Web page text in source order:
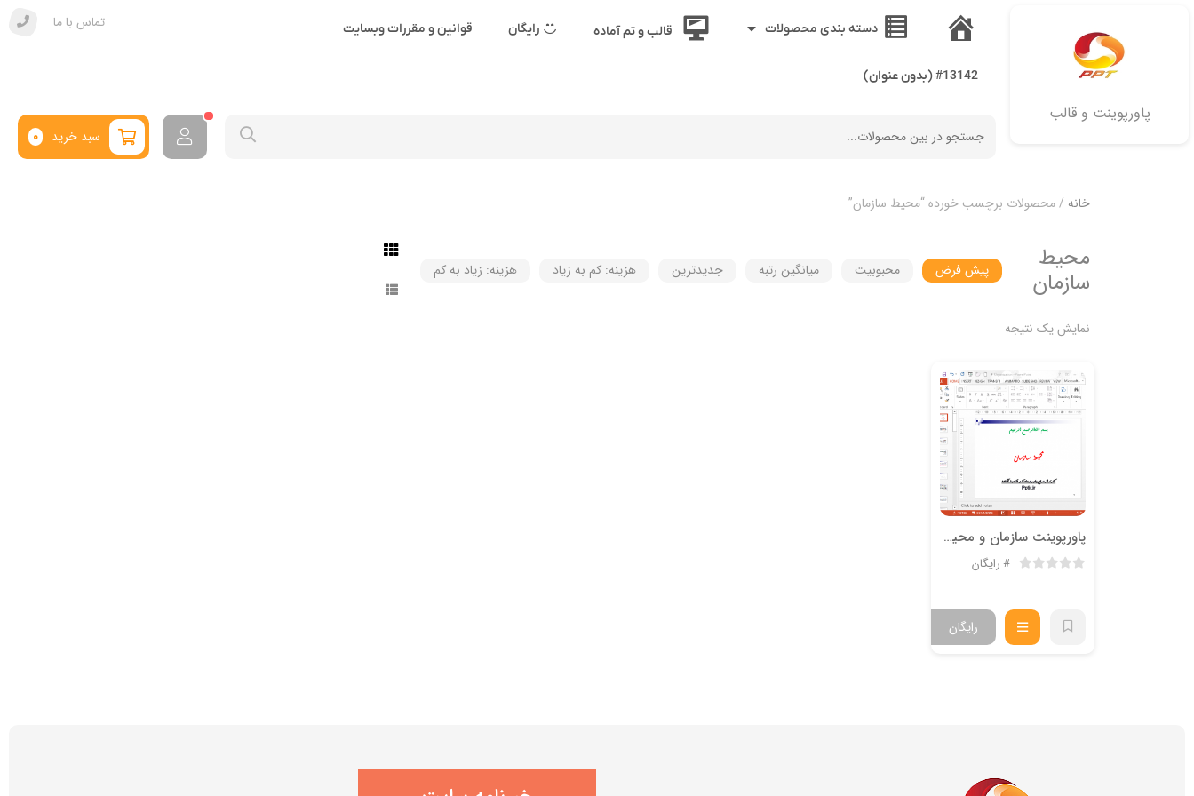
پاورپوینت و قالب
خانه
دسته بندی محصولات قالب و تم آماده رایگان قوانین و مقررات وبسایت
#13142 (بدون عنوان)
تماس با ما
سبد خرید 0
خانه / محصولات برچسب خورده “محیط سازمان”
محیط
سازمان پیش فرض محبوبیت میانگین رتبه جدیدترین هزینه: کم به زیاد هزینه: زیاد به کم
نمایش یک نتیجه
پاورپوینت سازمان و محیط آن
رایگان
رایگان